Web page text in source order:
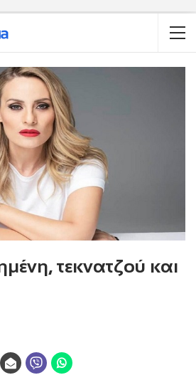
τεκνατζού και